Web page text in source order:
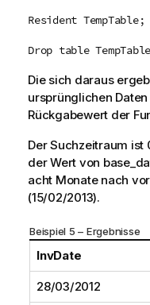
Resident TempTable;
Drop table
Die sich daraus
ursprünglichen
Rückgabewert der
Der Suchzeitraum ist
der Wert von
acht Monate nach
(15/02/2013).
Beispiel 5 – Ergebnisse
InvDate
28/03/2012